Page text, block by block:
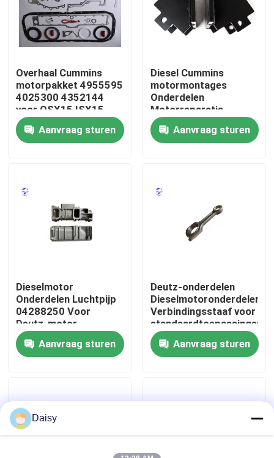
Thuis
Producten
Fabrieksreis
Contacteer ons
Vraag een offerte aan
-Motor
Overhaal Cummins
motorpakket 4955595
4025300 4352144
voor QSX15 ISX15
Aanvraag sturen
Diesel Cummins
motormontages
Onderdelen
Motorreparatie
Aanvraag sturen
Dieselmotor
Onderdelen Luchtpijp
04288250 Voor
Deutz-motor
Aanvraag sturen
Deutz-onderdelen
Dieselmotoronderdelen
Verbindingsstaaf voor
standaardtoepassingen
Aanvraag sturen
Daisy